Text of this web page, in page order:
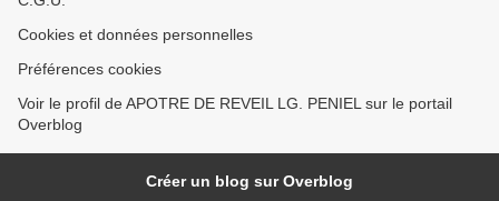
Cookies et données personnelles
Préférences cookies
Voir le profil de APOTRE DE REVEIL LG. PENIEL sur le portail
Overblog
Créer un blog sur Overblog